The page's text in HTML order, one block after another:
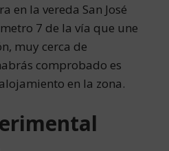
en la vereda San José
7 de la vía que une
muy cerca de
comprobado es
en la zona.